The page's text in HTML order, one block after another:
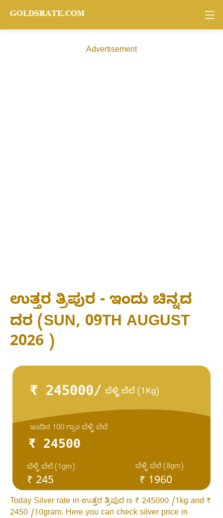
Advertisement
ಉತ್ತರ ತ್ರಿಪುರ - ಇಂದು ಚಿನ್ನದ
ದರ (SUN, 09TH AUGUST
2026 )
₹ 245000/ ಬೆಳ್ಳಿ ಬೆಲೆ (1Kg)
₹ 24500
₹ 245
ಬೆಳ್ಳಿ ಬೆಲೆ (1gm) ಬೆಳ್ಳಿ ಬೆಲೆ (8gm)
ಇಂದಿನ 100 ಗ್ರಾಂ ಬೆಳ್ಳಿ ಬೆಲೆ
₹ 1960
Today Silver rate in ಉತ್ತರ ತ್ರಿಪುರ is ₹ 245000 /1kg and ₹
2450 /10gram. Here you can check silver price in